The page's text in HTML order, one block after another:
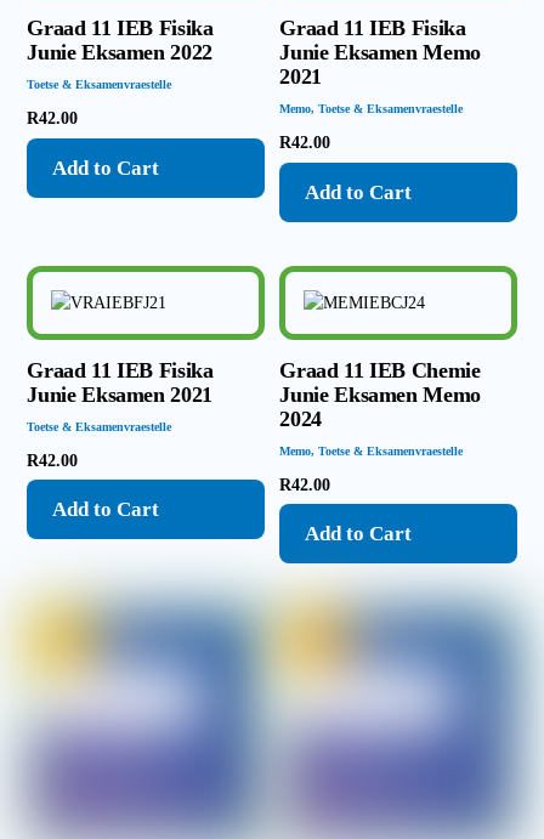
Graad 11 IEB Fisika
Junie Eksamen 2022
Toetse & Eksamenvraestelle
R42.00
Add to Cart
Graad 11 IEB Fisika
Junie Eksamen Memo
2021
Memo,Toetse & Eksamenvraestelle
R42.00
Add to Cart
Graad 11 IEB Fisika
Junie Eksamen 2021
Toetse & Eksamenvraestelle
R42.00
Add to Cart
Graad 11 IEB Chemie
Junie Eksamen Memo
2024
Memo,Toetse & Eksamenvraestelle
R42.00
Add to Cart